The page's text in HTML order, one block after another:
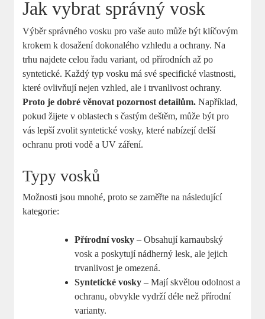
Jak vybrat správný vosk
Výběr správného vosku pro vaše auto může být klíčovým
krokem k dosažení dokonalého vzhledu a ochrany. Na
trhu najdete celou řadu variant, od přírodních až po
syntetické. Každý typ vosku má své specifické vlastnosti,
které ovlivňují nejen vzhled, ale i trvanlivost ochrany.
Proto je dobré věnovat pozornost detailům. Například,
pokud žijete v oblastech s častým deštěm, může být pro
vás lepší zvolit syntetické vosky, které nabízejí delší
ochranu proti vodě a UV záření.
Typy vosků
Možnosti jsou mnohé, proto se zaměřte na následující
kategorie:
Přírodní vosky – Obsahují karnaubský
vosk a poskytují nádherný lesk, ale jejich
trvanlivost je omezená.
Syntetické vosky – Mají skvělou odolnost a
ochranu, obvykle vydrží déle než přírodní
varianty.